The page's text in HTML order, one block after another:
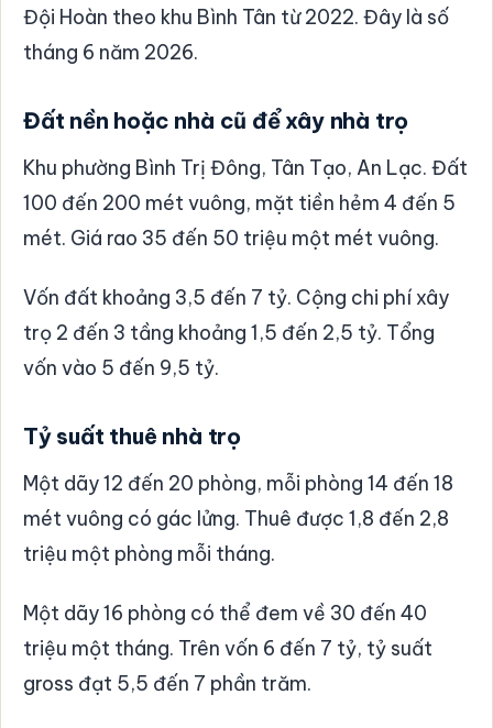
Đội Hoàn theo khu Bình Tân từ 2022. Đây là số
tháng 6 năm 2026.
Đất nền hoặc nhà cũ để xây nhà trọ
Khu phường Bình Trị Đông, Tân Tạo, An Lạc. Đất
100 đến 200 mét vuông, mặt tiền hẻm 4 đến 5
mét. Giá rao 35 đến 50 triệu một mét vuông.
Vốn đất khoảng 3,5 đến 7 tỷ. Cộng chi phí xây
trọ 2 đến 3 tầng khoảng 1,5 đến 2,5 tỷ. Tổng
vốn vào 5 đến 9,5 tỷ.
Tỷ suất thuê nhà trọ
Một dãy 12 đến 20 phòng, mỗi phòng 14 đến 18
mét vuông có gác lửng. Thuê được 1,8 đến 2,8
triệu một phòng mỗi tháng.
Một dãy 16 phòng có thể đem về 30 đến 40
triệu một tháng. Trên vốn 6 đến 7 tỷ, tỷ suất
gross đạt 5,5 đến 7 phần trăm.